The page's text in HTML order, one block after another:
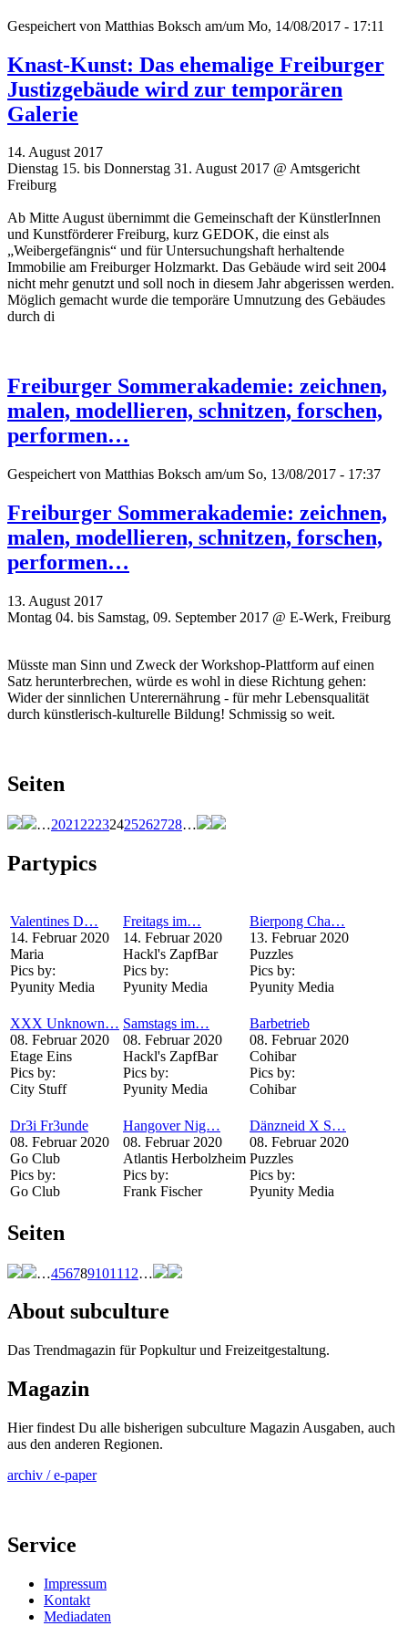
Gespeichert von Matthias Boksch am/um Mo, 14/08/2017 - 17:11
Knast-Kunst: Das ehemalige Freiburger
Justizgebäude wird zur temporären
Galerie
14. August 2017
Dienstag 15. bis Donnerstag 31. August 2017 @ Amtsgericht
Freiburg
Ab Mitte August übernimmt die Gemeinschaft der KünstlerInnen
und Kunstförderer Freiburg, kurz GEDOK, die einst als
„Weibergefängnis“ und für Untersuchungshaft herhaltende
Immobilie am Freiburger Holzmarkt. Das Gebäude wird seit 2004
nicht mehr genutzt und soll noch in diesem Jahr abgerissen werden.
Möglich gemacht wurde die temporäre Umnutzung des Gebäudes
durch di
Freiburger Sommerakademie: zeichnen,
malen, modellieren, schnitzen, forschen,
performen…
Gespeichert von Matthias Boksch am/um So, 13/08/2017 - 17:37
Freiburger Sommerakademie: zeichnen,
malen, modellieren, schnitzen, forschen,
performen…
13. August 2017
Montag 04. bis Samstag, 09. September 2017 @ E-Werk, Freiburg
Müsste man Sinn und Zweck der Workshop-Plattform auf einen
Satz herunterbrechen, würde es wohl in diese Richtung gehen:
Wider der sinnlichen Unterernährung - für mehr Lebensqualität
durch künstlerisch-kulturelle Bildung! Schmissig so weit.
Seiten
…2021 22232425262728…
Partypics
Valentines D…
14. Februar 2020
Maria
Pics by:
Pyunity Media
Freitags im…
14. Februar 2020
Hackl's ZapfBar
Pics by:
Pyunity Media
Bierpong Cha…
13. Februar 2020
Puzzles
Pics by:
Pyunity Media
XXX Unknown…
08. Februar 2020
Etage Eins
Pics by:
City Stuff
Samstags im…
08. Februar 2020
Hackl's ZapfBar
Pics by:
Pyunity Media
Barbetrieb
08. Februar 2020
Cohibar
Pics by:
Cohibar
Dr3i Fr3unde
08. Februar 2020
Go Club
Pics by:
Go Club
Hangover Nig…
08. Februar 2020
Atlantis Herbolzheim
Pics by:
Frank Fischer
Dänzneid X S…
08. Februar 2020
Puzzles
Pics by:
Pyunity Media
Seiten
…4567891011 12…
About subculture
Das Trendmagazin für Popkultur und Freizeitgestaltung.
Magazin
Hier findest Du alle bisherigen subculture Magazin Ausgaben, auch
aus den anderen Regionen.
archiv / e-paper
Service
Impressum
Kontakt
Mediadaten